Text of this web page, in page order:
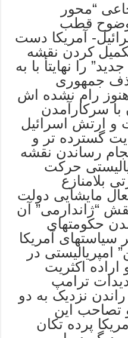
“محور
وضوح قطب
آمریکا دست
کردن نقشه
را نهایتأ با به
جمهوری
هنوز رام نشده اش
با سرکارآمدن
ارتش اسرائیل
گسترده تر و
رساندن نقشه
حرکت
بلامنازع
فعال مایشایی دولت
“ژاندارمی” آن
حکومتهای
آمریکا
امپریالیستی در
اکثریت
ترامپ
نزدیک به دو
تصاحب این
پرده تکان